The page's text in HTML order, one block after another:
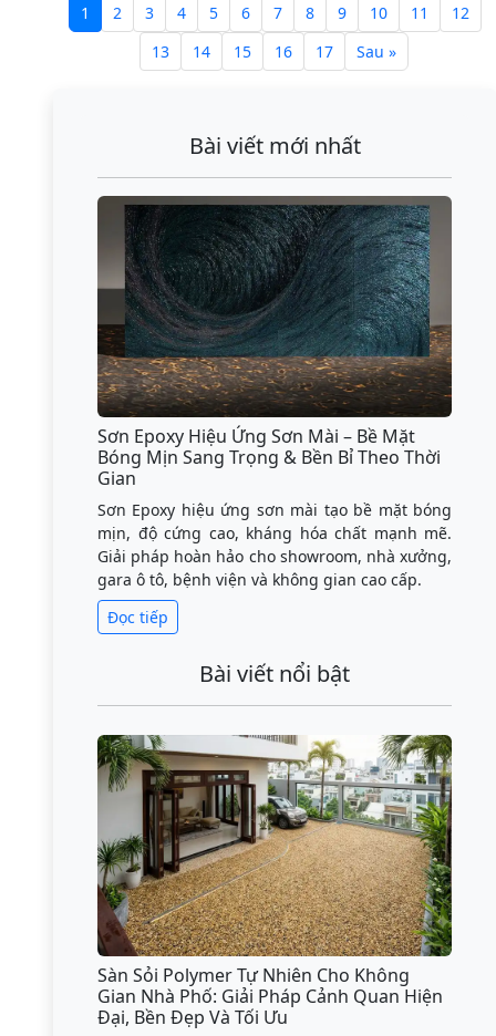
1 2 3 4 5 6 7 8 9 10 11
12
13
14 15 16 17 Sau »
Bài viết mới nhất
Sơn Epoxy Hiệu Ứng Sơn Mài – Bề Mặt
Bóng Mịn Sang Trọng & Bền Bỉ Theo Thời
Gian
Sơn Epoxy hiệu ứng sơn mài tạo bề mặt bóng
mịn, độ cứng cao, kháng hóa chất mạnh mẽ.
Giải pháp hoàn hảo cho showroom, nhà xưởng,
gara ô tô, bệnh viện và không gian cao cấp.
Đọc tiếp
Bài viết nổi bật
Sàn Sỏi Polymer Tự Nhiên Cho Không
Gian Nhà Phố: Giải Pháp Cảnh Quan Hiện
Đại, Bền Đẹp Và Tối Ưu